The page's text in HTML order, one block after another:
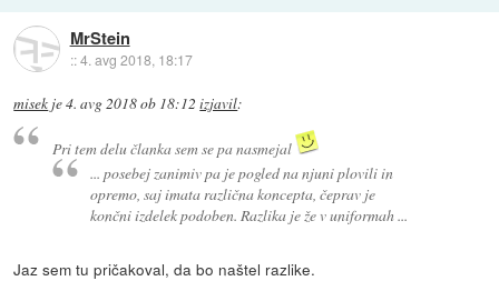
MrStein
::4. avg 2018, 18:17
misek je4. avg 2018 ob 18:12 izjavil:
Pri tem delu članka sem se pa nasmejal
... posebej zanimiv pa je pogled na njuni plovili in
opremo, saj imata različna koncepta, čeprav je
končni izdelek podoben. Razlika je že v uniformah ...
Jaz sem tu pričakoval, da bo naštel razlike.